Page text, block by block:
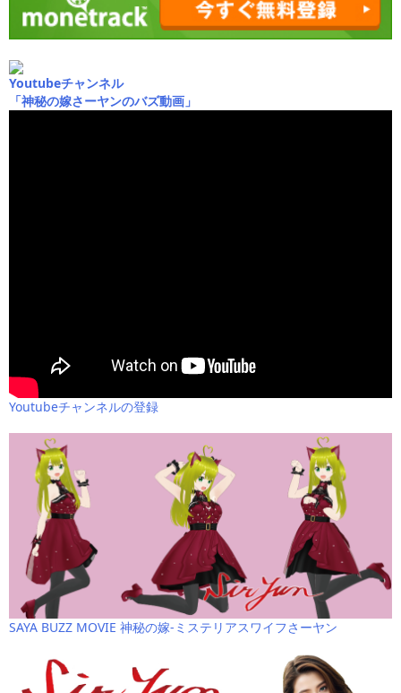
Youtubeチャンネル
「神秘の嫁さーヤンのバズ動画」
Youtubeチャンネルの登録
SAYA BUZZ MOVIE 神秘の嫁-ミステリアスワイフさーヤン